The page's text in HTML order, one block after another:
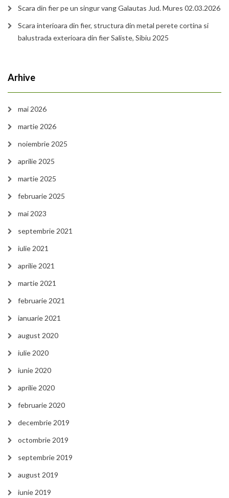
Scara din fier pe un singur vang Galautas Jud. Mures 02.03.2026
Scara interioara din fier, structura din metal perete cortina si
balustrada exterioara din fier Saliste, Sibiu 2025
Arhive
mai 2026
martie 2026
noiembrie 2025
aprilie 2025
martie 2025
februarie 2025
mai 2023
septembrie 2021
iulie 2021
aprilie 2021
martie 2021
februarie 2021
ianuarie 2021
august 2020
iulie 2020
iunie 2020
aprilie 2020
februarie 2020
decembrie 2019
octombrie 2019
septembrie 2019
august 2019
iunie 2019